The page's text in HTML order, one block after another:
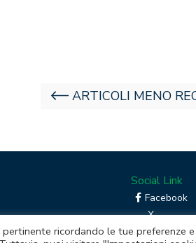
ARTICOLI MENO
Social Link
Facebook
X
Linkedin
ricordando le tue preferenze